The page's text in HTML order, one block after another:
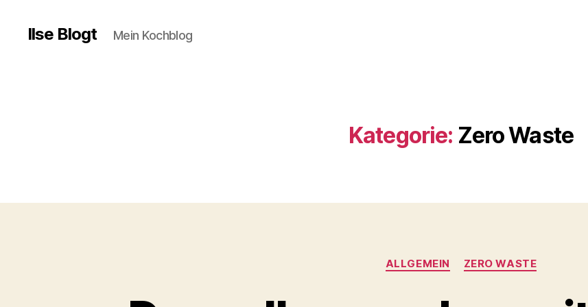
Ilse Blogt Mein Kochblog
Kategorie: Zero Waste
Kategorien
ALLGEMEIN ZERO WASTE